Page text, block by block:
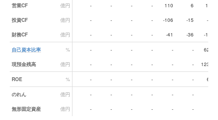
営業CF 億円 - - - - 110 6 164
投資CF 億円 - - - - -106 -15 -45
財務CF 億円 - - - - -41 -36 -175
自己資本比率 % - - - - - - 62.6
現預金残高 億円 - - - - - - 123.0
ROE % - - - - - - 6.9
のれん 億円 - - - - - -
無形固定資産 億円 - - - - - -